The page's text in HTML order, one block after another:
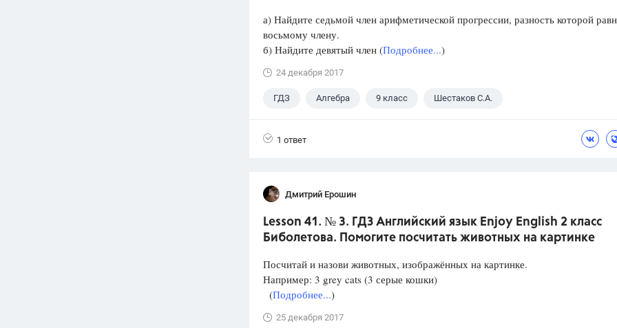
а) Найдите седьмой член арифметической прогрессии, разность которой
восьмому члену.
б) Найдите девятый член (Подробнее...)
24 декабря 2017
ГДЗ Алгебра 9 класс Шестаков С.А.
1 ответ
Дмитрий Ерошин
Lesson 41. № 3. ГДЗ Английский язык Enjoy English 2 класс
Биболетова. Помогите посчитать животных на картинке
Посчитай и назови животных, изображённых на картинке.
Например: 3 grey cats (3 серые кошки)
(Подробнее...)
25 декабря 2017